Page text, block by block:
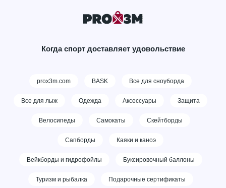
Когда спорт доставляет удовольствие
prox3m.com BASK Все для сноуборда
Все для лыж Одежда Аксессуары Защита
Велосипеды Самокаты Скейтборды
Сапборды Каяки и каноэ
Вейкборды и гидрофойлы Буксировочный баллоны
Туризм и рыбалка Подарочные сертификаты